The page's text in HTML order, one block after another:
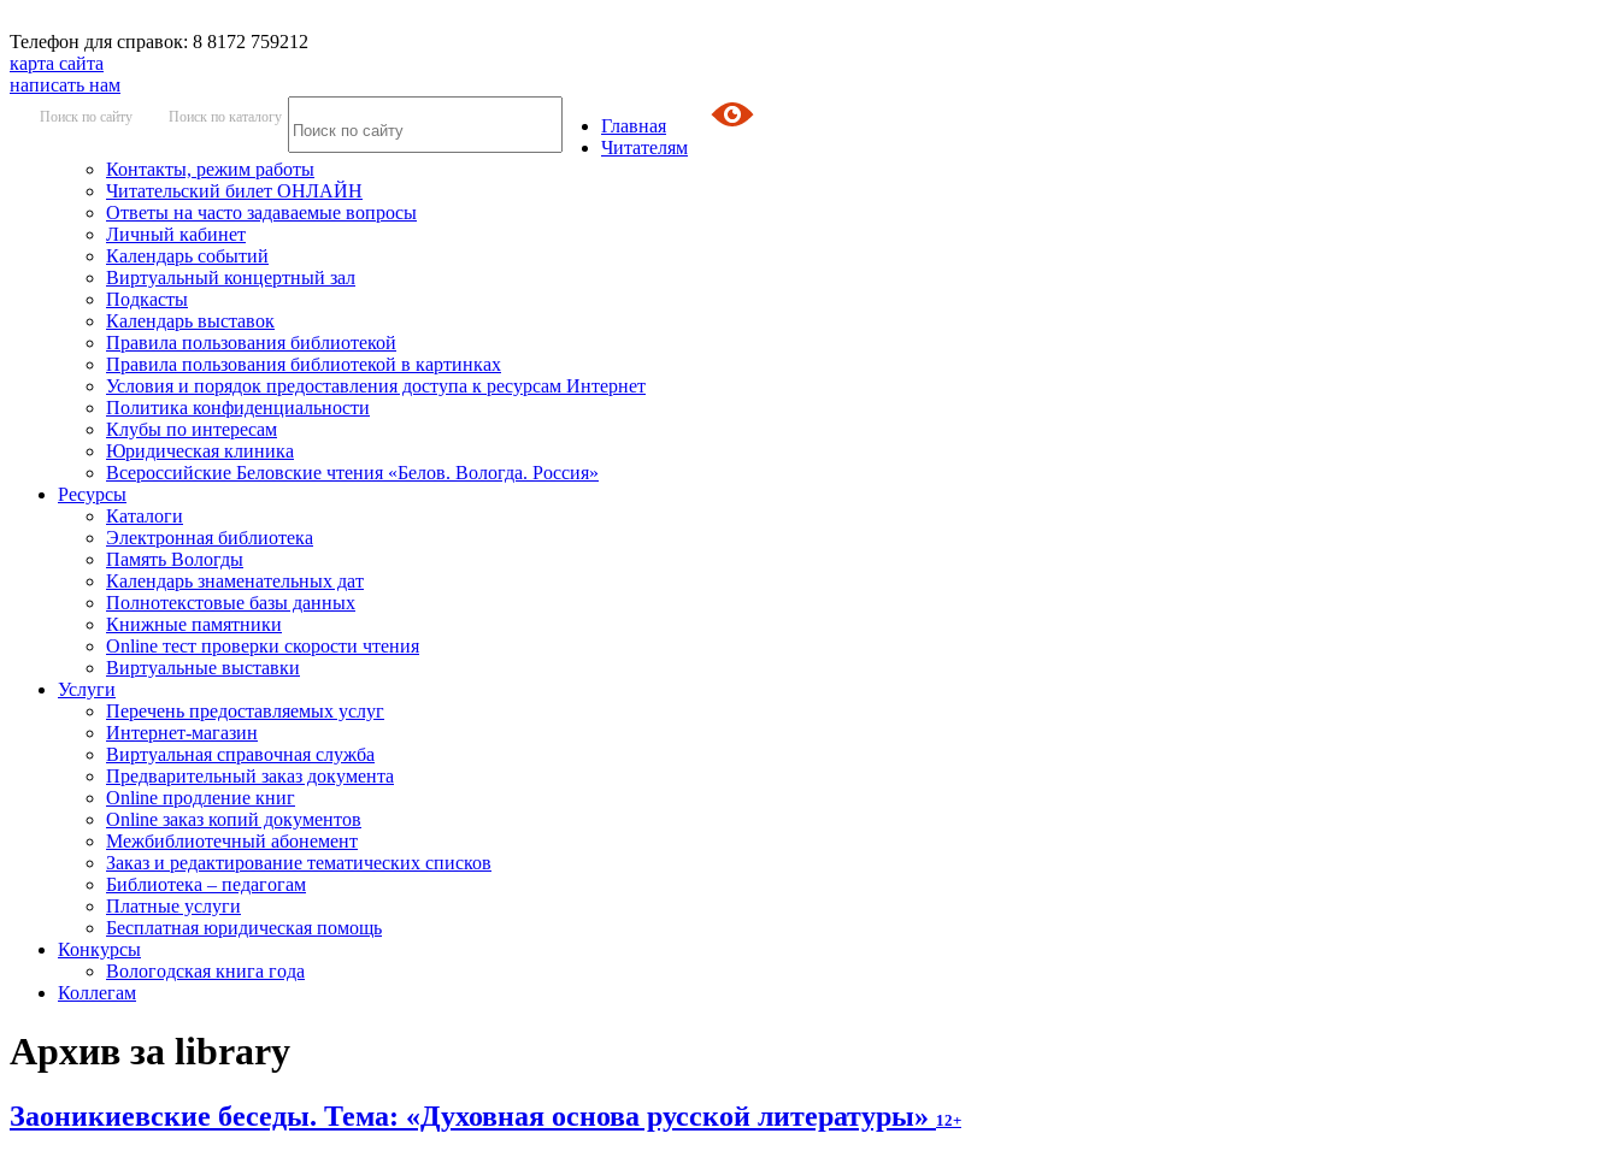
Телефон для справок: 8 8172 759212
карта сайта
написать нам
Поиск по сайту Поиск по каталогу
Главная
Читателям
Контакты, режим работы
Читательский билет ОНЛАЙН
Ответы на часто задаваемые вопросы
Личный кабинет
Календарь событий
Виртуальный концертный зал
Подкасты
Календарь выставок
Правила пользования библиотекой
Правила пользования библиотекой в картинках
Условия и порядок предоставления доступа к ресурсам Интернет
Политика конфиденциальности
Клубы по интересам
Юридическая клиника
Всероссийские Беловские чтения «Белов. Вологда. Россия»
Ресурсы
Каталоги
Электронная библиотека
Память Вологды
Календарь знаменательных дат
Полнотекстовые базы данных
Книжные памятники
Online тест проверки скорости чтения
Виртуальные выставки
Услуги
Перечень предоставляемых услуг
Интернет-магазин
Виртуальная справочная служба
Предварительный заказ документа
Online продление книг
Online заказ копий документов
Межбиблиотечный абонемент
Заказ и редактирование тематических списков
Библиотека – педагогам
Платные услуги
Бесплатная юридическая помощь
Конкурсы
Вологодская книга года
Коллегам
Архив за library
Заоникиевские беседы. Тема: «Духовная основа русской литературы» 12+